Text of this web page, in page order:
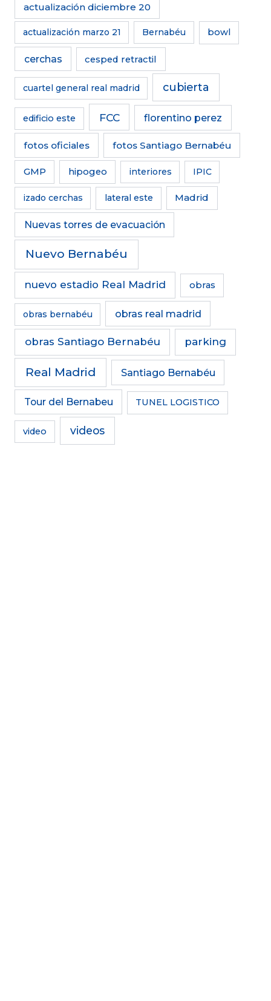
actualización diciembre 20
actualización marzo 21 Bernabéu bowl
cerchas cesped retractil
cuartel general real madrid cubierta
edificio este FCC florentino perez
fotos oficiales fotos Santiago Bernabéu
GMP hipogeo interiores IPIC
izado cerchas lateral este Madrid
Nuevas torres de evacuación
Nuevo Bernabéu
nuevo estadio Real Madrid obras
obras bernabéu obras real madrid
obras Santiago Bernabéu parking
Real Madrid Santiago Bernabéu
Tour del Bernabeu TUNEL LOGISTICO
video videos